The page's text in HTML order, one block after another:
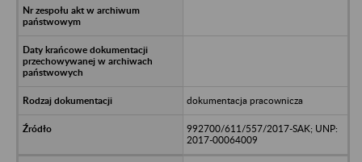
dokumentacja pracownicza
992700/611/557/2017-SAK; UNP:
2017-00064009